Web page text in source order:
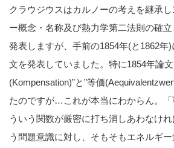
クラウジウスはカルノーの考えを継承
ー概念・名称及び熱力学第二法則の確
発表しますが、手前の1854年(と1862年
文を発表していました。特に1854年論
(Kompensation)”と”等価
たのですが…これが本当にわからん。
ういう関数が厳密に打ち消しあわなけ
う問題意識に対し、そもそもエネルギ